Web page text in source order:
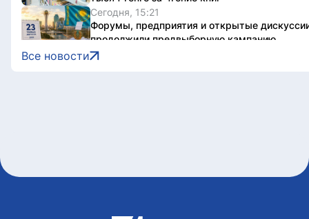
Сегодня, 15:21
Форумы, предприятия и открытые
продолжили предвыборную кампанию
Сегодня, 14:10
Все новости